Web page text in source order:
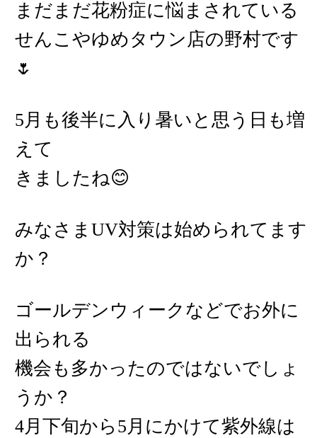
まだまだ花粉症に悩まされている
せんこやゆめタウン店の野村です
🌷
5月も後半に入り暑いと思う日も増
えて
きましたね😊
みなさまUV対策は始められてます
か？
ゴールデンウィークなどでお外に
出られる
機会も多かったのではないでしょ
うか？
4月下旬から5月にかけて紫外線は